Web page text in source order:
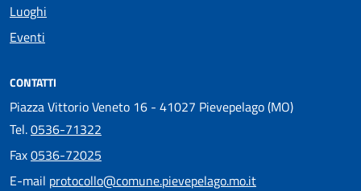
Luoghi
Eventi
CONTATTI
Piazza Vittorio Veneto 16 - 41027 Pievepelago (MO)
Tel.0536-71322
Fax0536-72025
E-mail protocollo@comune.pievepelago.mo.it